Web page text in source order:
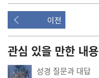
이전
관심 있을 만한 내용
성경 질문과 대답